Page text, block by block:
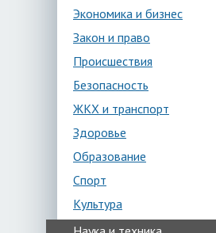
Экономика и бизнес
Закон и право
Происшествия
Безопасность
ЖКХ и транспорт
Здоровье
Образование
Спорт
Культура